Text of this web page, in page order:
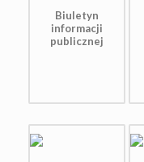
Biuletyn
informacji
publicznej